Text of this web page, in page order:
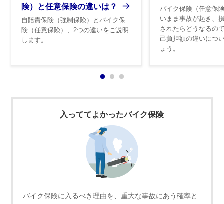
険）と任意保険の違いは？
自賠責保険（強制保険）とバイク保
険（任意保険）、2つの違いをご説明
します。
バイク保険（任意保
いまま事故が起き、
されたらどうなるの
己負担額の違いにつ
ょう。
入っててよかったバイク保険
バイク保険に入るべき理由を、重大な事故にあう確率と